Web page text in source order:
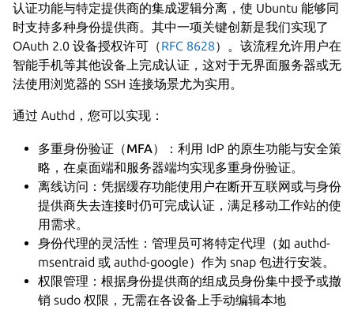
认证功能与特定提供商的集成逻辑分离，使 Ubuntu 能够同
时支持多种身份提供商。其中一项关键创新是我们实现了
OAuth 2.0 设备授权许可（RFC 8628）。该流程允许用户在
智能手机等其他设备上完成认证，这对于无界面服务器或无
法使用浏览器的 SSH 连接场景尤为实用。
通过 Authd，您可以实现：
多重身份验证（MFA）： 利用 IdP 的原生功能与安全策
略，在桌面端和服务器端均实现多重身份验证。
离线访问： 凭据缓存功能使用户在断开互联网或与身份
提供商失去连接时仍可完成认证，满足移动工作站的使
用需求。
身份代理的灵活性： 管理员可将特定代理（如 authd-
msentraid 或 authd-google）作为 snap 包进行安装。
权限管理： 根据身份提供商的组成员身份集中授予或撤
销 sudo 权限，无需在各设备上手动编辑本地